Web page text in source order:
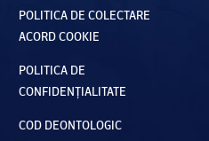
POLITICA DE COLECTARE
ACORD COOKIE
POLITICA DE
CONFIDENȚIALITATE
COD DEONTOLOGIC